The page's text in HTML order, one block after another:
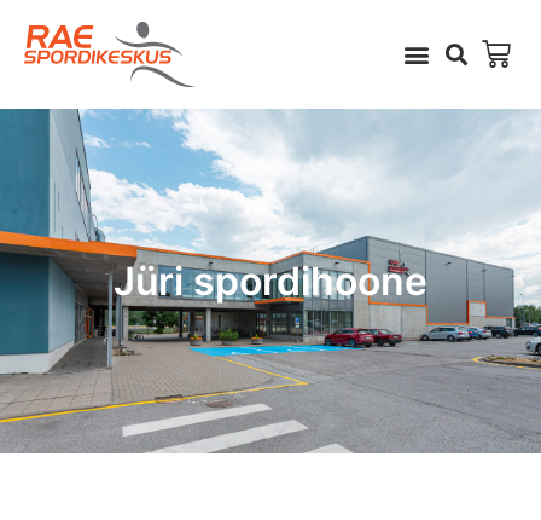
Jüri spordihoone